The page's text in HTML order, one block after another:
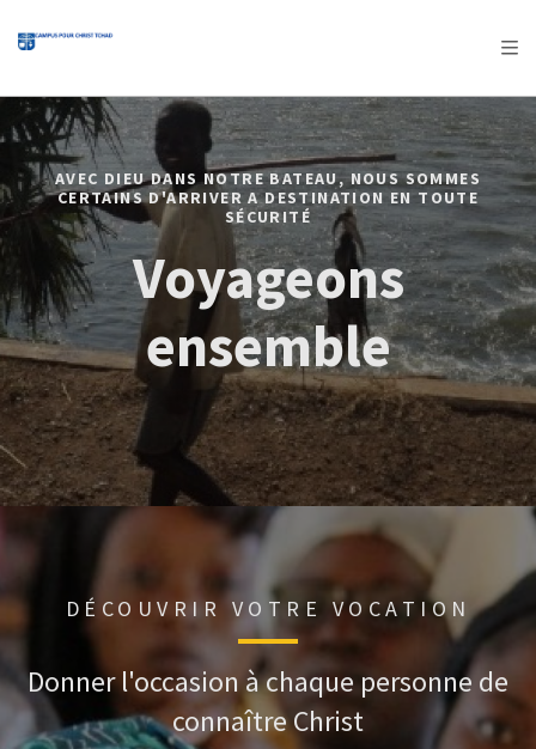
AFRICA
OCEANIA
AVEC DIEU DANS NOTRE BATEAU, NOUS SOMMES
CERTAINS D'ARRIVER A DESTINATION EN TOUTE
SÉCURITÉ
Voyageons
ensemble
DÉCOUVRIR VOTRE VOCATION
Donner l'occasion à chaque personne de
connaître Christ